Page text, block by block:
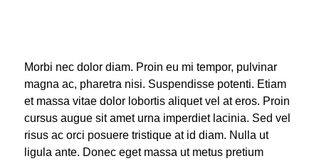
Morbi nec dolor diam. Proin eu mi tempor, pulvinar
magna ac, pharetra nisi. Suspendisse potenti. Etiam
et massa vitae dolor lobortis aliquet vel at eros. Proin
cursus augue sit amet urna imperdiet lacinia. Sed vel
risus ac orci posuere tristique at id diam. Nulla ut
ligula ante. Donec eget massa ut metus pretium